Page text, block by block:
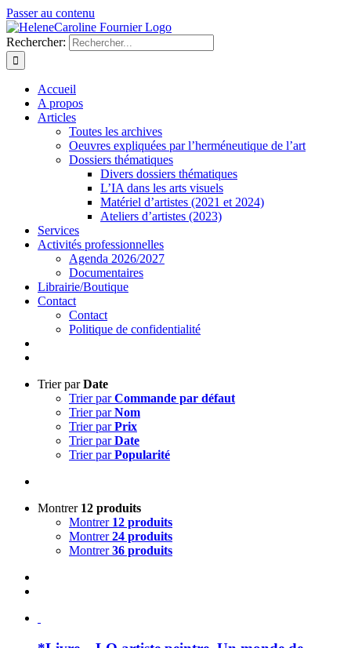
Passer au contenu
Rechercher:
Accueil
A propos
Articles
Toutes les archives
Oeuvres expliquées par l’herméneutique de l’art
Dossiers thématiques
Divers dossiers thématiques
L’IA dans les arts visuels
Matériel d’artistes (2021 et 2024)
Ateliers d’artistes (2023)
Services
Activités professionnelles
Agenda 2026/2027
Documentaires
Librairie/Boutique
Contact
Contact
Politique de confidentialité
Trier parDate
Trier parCommande par défaut
Trier parNom
Trier parPrix
Trier parDate
Trier parPopularité
Montrer 12 produits
Montrer 12 produits
Montrer24 produits
Montrer36 produits